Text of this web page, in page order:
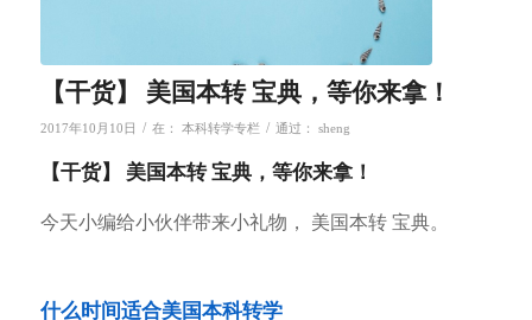
【干货】 美国本转 宝典，等你来拿！
2017年10月10日 / 在： 本科转学专栏 / 通过： sheng
【干货】 美国本转 宝典，等你来拿！
今天小编给小伙伴带来小礼物， 美国本转 宝典。
什么时间适合美国本科转学